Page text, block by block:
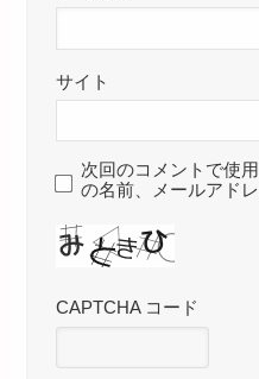
サイト
次回のコメントで使
の名前、メールアド
CAPTCHA コード